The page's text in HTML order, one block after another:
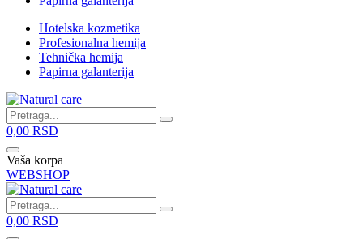
Hotelska kozmetika
Profesionalna hemija
Tehnička hemija
Papirna galanterija
0,00 RSD
Vaša korpa
WEBSHOP
0,00 RSD